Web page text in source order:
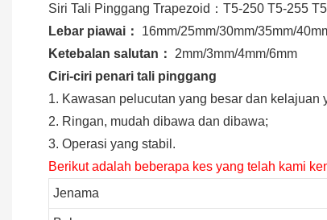
Siri Tali Pinggang Trapezoid：T5-250 T5-255
Lebar piawai：
16mm/25mm/30mm/35mm/
Ketebalan salutan：
2mm/3mm/4mm/6mm
Ciri-ciri penari tali pinggang
1. Kawasan pelucutan yang besar dan
2. Ringan, mudah dibawa dan dibawa;
3. Operasi yang stabil.
Berikut adalah beberapa kes yang telah kami
Jenama